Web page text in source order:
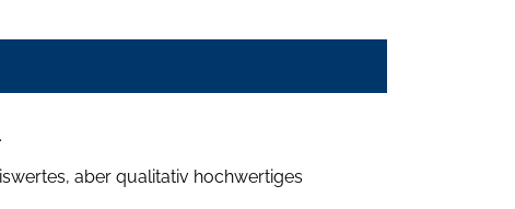
aber qualitativ hochwertiges